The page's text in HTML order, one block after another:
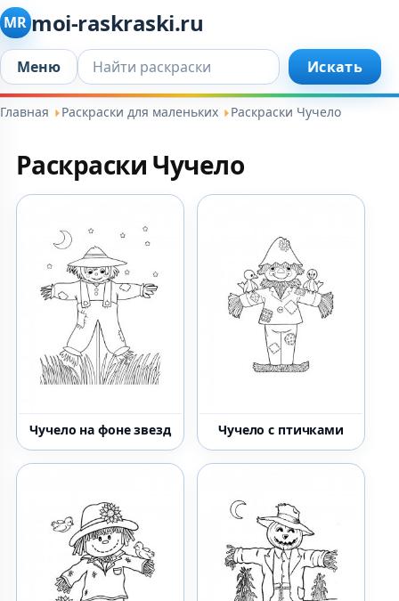
MR moi-raskraski.ru
Меню Искать... Искать
Главная Раскраски для маленьких Раскраски Чучело
Раскраски Чучело
Чучело на фоне звезд Чучело с птичками